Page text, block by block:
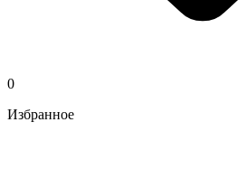
0
Избранное